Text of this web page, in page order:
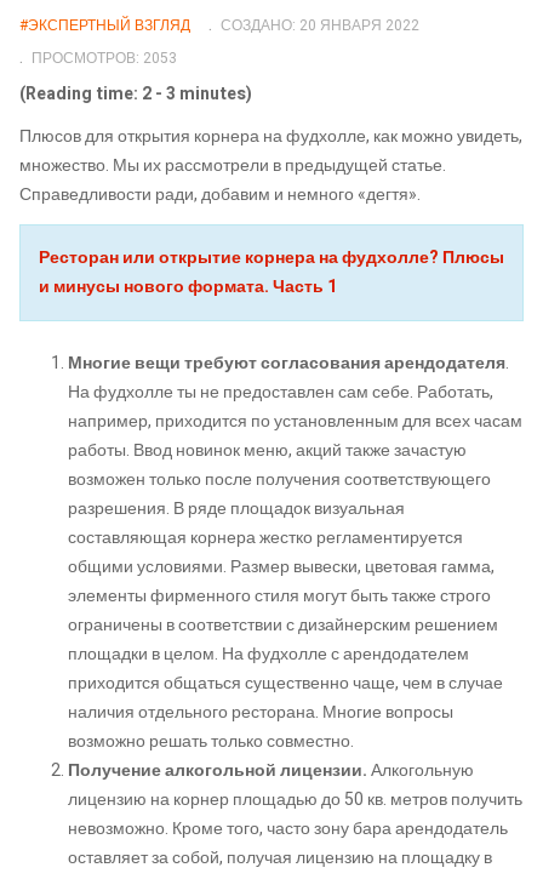
#ЭКСПЕРТНЫЙ ВЗГЛЯД
СОЗДАНО: 20 ЯНВАРЯ 2022
ПРОСМОТРОВ: 2053
(Reading time: 2 - 3 minutes)
Плюсов для открытия корнера на фудхолле, как можно увидеть,
множество. Мы их рассмотрели в предыдущей статье.
Справедливости ради, добавим и немного «дегтя».
Ресторан или открытие корнера на фудхолле? Плюсы
и минусы нового формата. Часть 1
Многие вещи требуют согласования арендодателя.
На фудхолле ты не предоставлен сам себе. Работать,
например, приходится по установленным для всех часам
работы. Ввод новинок меню, акций также зачастую
возможен только после получения соответствующего
разрешения. В ряде площадок визуальная
составляющая корнера жестко регламентируется
общими условиями. Размер вывески, цветовая гамма,
элементы фирменного стиля могут быть также строго
ограничены в соответствии с дизайнерским решением
площадки в целом. На фудхолле с арендодателем
приходится общаться существенно чаще, чем в случае
наличия отдельного ресторана. Многие вопросы
возможно решать только совместно.
Получение алкогольной лицензии.Алкогольную
лицензию на корнер площадью до 50 кв. метров получить
невозможно. Кроме того, часто зону бара арендодатель
оставляет за собой, получая лицензию на площадку в